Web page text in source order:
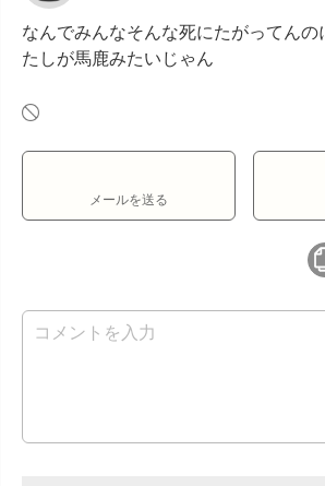
なんでみんなそんな死にたがってんの
たしが馬鹿みたいじゃん
メールを送る